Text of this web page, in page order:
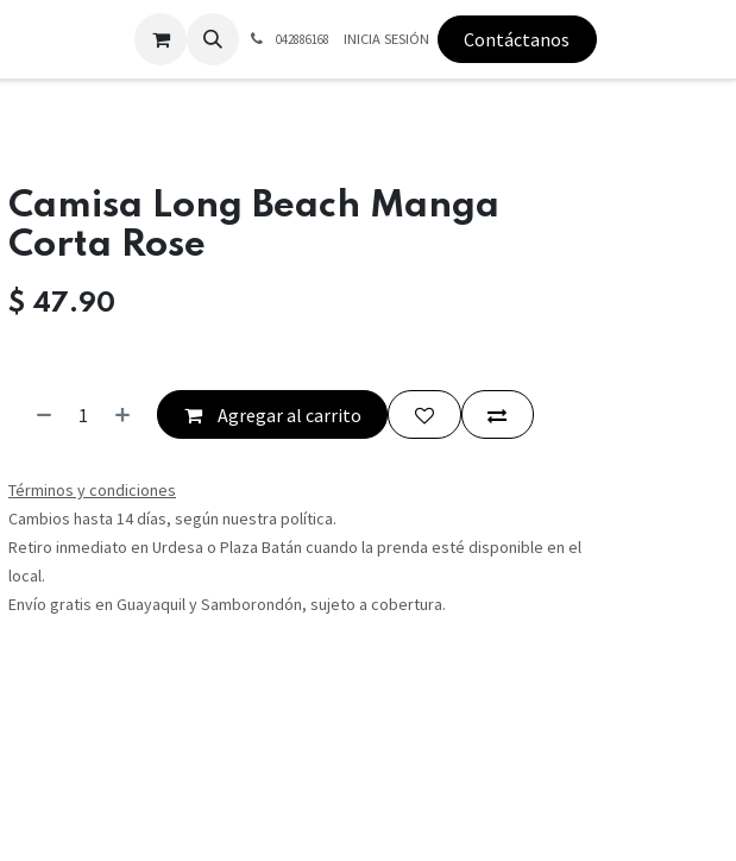
042886168 INICIA SESIÓN Contáctanos
Camisa Long Beach Manga
Corta Rose
$ 47.90
Agregar al carrito
Términos y condiciones
Cambios hasta 14 días, según nuestra política.
Retiro inmediato en Urdesa o Plaza Batán cuando la prenda esté disponible en el
local.
Envío gratis en Guayaquil y Samborondón, sujeto a cobertura.